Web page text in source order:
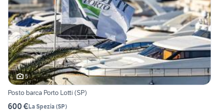
5
Posto barca Porto Lotti (SP)
600 €La Spezia (SP)